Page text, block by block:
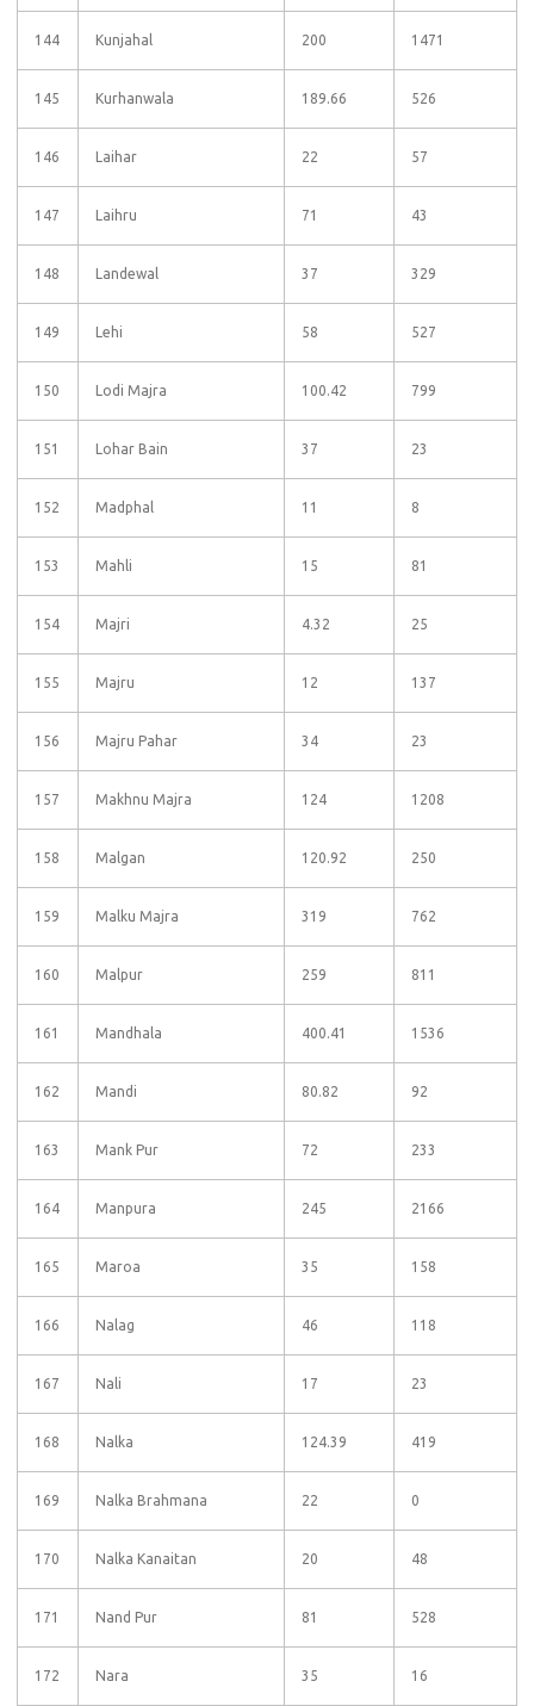
144 Kunjahal 200 1471
145 Kurhanwala 189.66 526
146 Laihar 22 57
147 Laihru 71 43
148 Landewal 37 329
149 Lehi 58 527
150 Lodi Majra 100.42 799
151 Lohar Bain 37 23
152 Madphal 11 8
153 Mahli 15 81
154 Majri 4.32 25
155 Majru 12 137
156 Majru Pahar 34 23
157 Makhnu Majra 124 1208
158 Malgan 120.92 250
159 Malku Majra 319 762
160 Malpur 259 811
161 Mandhala 400.41 1536
162 Mandi 80.82 92
163 Mank Pur 72 233
164 Manpura 245 2166
165 Maroa 35 158
166 Nalag 46 118
167 Nali 17 23
168 Nalka 124.39 419
169 Nalka Brahmana 22 0
170 Nalka Kanaitan 20 48
171 Nand Pur 81 528
172 Nara 35 16